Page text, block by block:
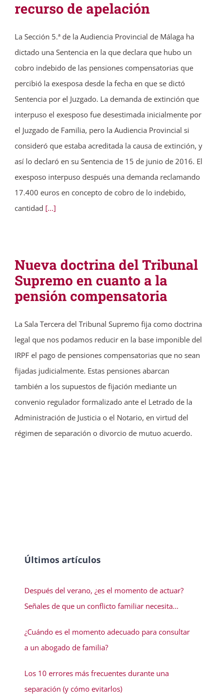
recurso de apelación
La Sección 5.ª de la Audiencia Provincial de Málaga ha
dictado una Sentencia en la que declara que hubo un
cobro indebido de las pensiones compensatorias que
percibió la exesposa desde la fecha en que se dictó
Sentencia por el Juzgado. La demanda de extinción que
interpuso el exesposo fue desestimada inicialmente por
el Juzgado de Familia, pero la Audiencia Provincial si
consideró que estaba acreditada la causa de extinción, y
así lo declaró en su Sentencia de 15 de junio de 2016. El
exesposo interpuso después una demanda reclamando
17.400 euros en concepto de cobro de lo indebido,
cantidad [...]
Nueva doctrina del Tribunal
Supremo en cuanto a la
pensión compensatoria
La Sala Tercera del Tribunal Supremo fija como doctrina
legal que nos podamos reducir en la base imponible del
IRPF el pago de pensiones compensatorias que no sean
fijadas judicialmente. Estas pensiones abarcan
también a los supuestos de fijación mediante un
convenio regulador formalizado ante el Letrado de la
Administración de Justicia o el Notario, en virtud del
régimen de separación o divorcio de mutuo acuerdo.
Últimos artículos
Después del verano, ¿es el momento de actuar?
Señales de que un conflicto familiar necesita
¿Cuándo es el momento adecuado para consultar
a un abogado de familia?
Los 10 errores más frecuentes durante una
separación (y cómo evitarlos)